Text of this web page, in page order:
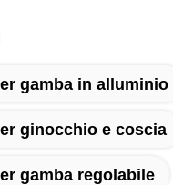
gamba in alluminio
ginocchio e coscia
gamba regolabile